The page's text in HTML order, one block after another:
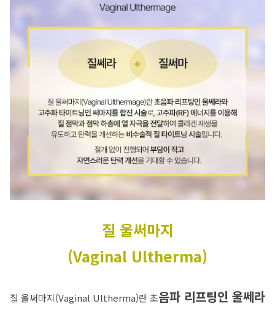
질 울써마지
(Vaginal Ultherma)
질 울써마지(Vaginal Ultherma)란 초음파 리프팅인 울쎄라